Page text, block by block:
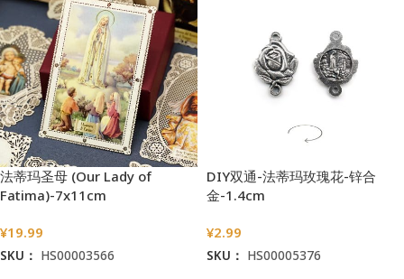
法蒂玛圣母 (Our Lady of
Fatima)-7x11cm
¥19.99
SKU： HS00003566
DIY双通-法蒂玛玫瑰花-锌合
金-1.4cm
¥2.99
SKU： HS00005376